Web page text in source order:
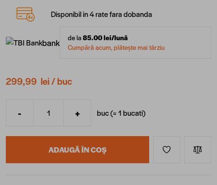
Disponibil in 4 rate fara dobanda
bank de la85.00lei/lună
Cumpără acum, plătește mai târziu
299,99 lei/ buc
Cantitate
- + buc (=1bucati)
ADAUGĂ ÎN COȘ